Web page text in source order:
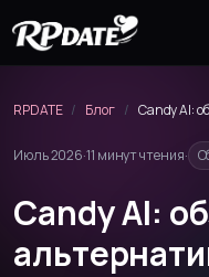
Собери внешность и
Сценарий
Секстинг-чат 🔥
Переписка 18+ и фото по
RPDATE / Блог / Candy AI:
Июль 2026·11 минут чтения·
Candy AI: